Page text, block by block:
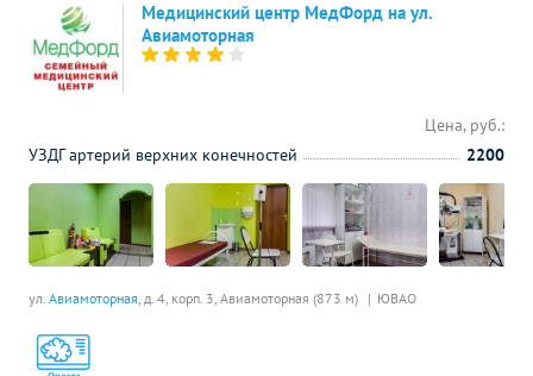
Медицинский центр МедФорд на ул.
Авиамоторная
ул. Авиамоторная, д. 4, корп. 3, Авиамоторная (873 м) ЮВАО
Цена, руб.:
УЗДГ артерий верхних конечностей
2200